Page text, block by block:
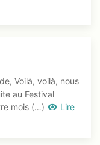
Voilà, voilà, nous
au Festival
mois (…)
Lire